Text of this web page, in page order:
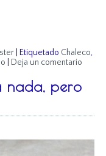
Etiquetado Chaleco,
Deja un comentario
nada, pero